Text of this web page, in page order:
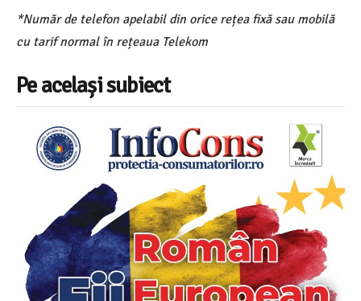
*Număr de telefon apelabil din orice rețea fixă sau mobilă
cu tarif normal în rețeaua Telekom
Pe același subiect